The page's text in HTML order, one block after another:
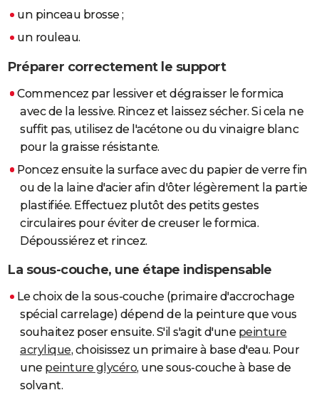
S'inscrire
Se connecter
Lycées
Collèges
Primaires
Universités
Entreprises
Service militaire
Avis de recherche
AVIS DE DÉCÈS
Bricolage
Lifestyle
Culture
Sport
Auto
Television
Voyage
Cinema
un pinceau brosse ;
un rouleau.
Préparer correctement le support
Commencez par lessiver et dégraisser le formica
avec de la lessive. Rincez et laissez sécher. Si cela ne
suffit pas, utilisez de l'acétone ou du vinaigre blanc
pour la graisse résistante.
Poncez ensuite la surface avec du papier de verre fin
ou de la laine d'acier afin d'ôter légèrement la partie
plastifiée. Effectuez plutôt des petits gestes
circulaires pour éviter de creuser le formica.
Dépoussiérez et rincez.
La sous-couche, une étape indispensable
Le choix de la sous-couche (primaire d'accrochage
spécial carrelage) dépend de la peinture que vous
souhaitez poser ensuite. S'il s'agit d'une peinture
acrylique, choisissez un primaire à base d'eau. Pour
une peinture glycéro, une sous-couche à base de
solvant.